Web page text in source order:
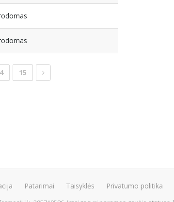
15
Patarimai Taisyklės Privatumo politika